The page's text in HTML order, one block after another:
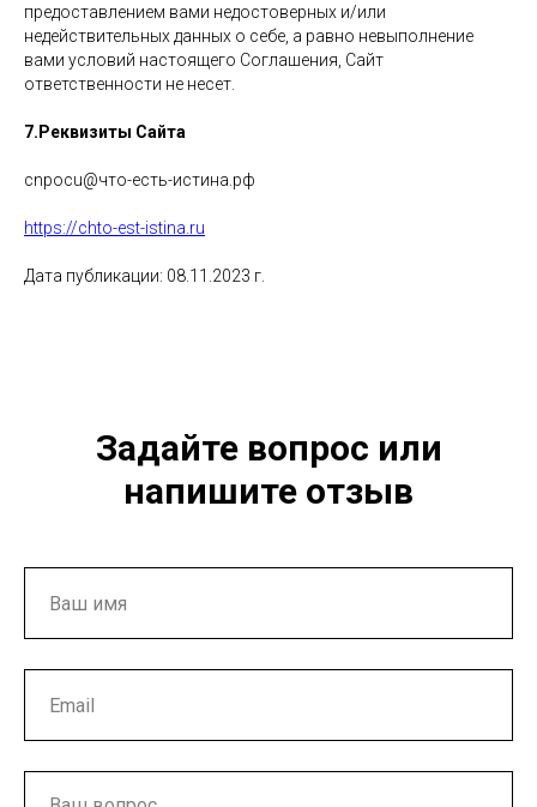
предоставлением вами недостоверных и/или
недействительных данных о себе, а равно невыполнение
вами условий настоящего Соглашения, Сайт
ответственности не несет.
7.Реквизиты Сайта
cnpocu@что-есть-истина.рф
https://chto-est-istina.ru
Дата публикации: 08.11.2023 г.
Задайте вопрос или
напишите отзыв